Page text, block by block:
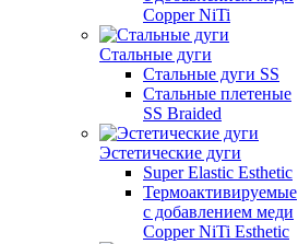
Copper NiTi
Стальные дуги
Стальные дуги SS
Стальные плетеные
SS Braided
Эстетические дуги
Super Elastic Esthetic
Термоактивируемые
с добавлением меди
Copper NiTi Esthetic